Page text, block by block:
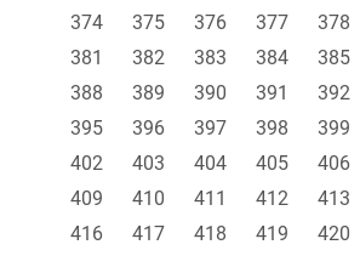
374
375 376 377 378
381
382 383 384 385
388
389 390 391 392
395
396 397 398 399
402
403 404 405 406
409
410 411 412 413
416
417 418 419 420